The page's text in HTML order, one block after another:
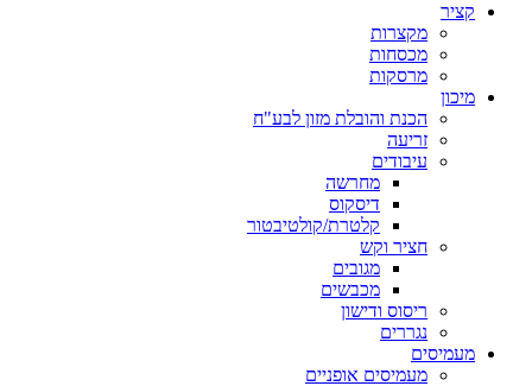
קציר
מקצרות
מכסחות
מרסקות
מיכון
הכנת והובלת מזון לבע"ח
זריעה
עיבודים
מחרשה
דיסקוס
קלטרת/קולטיבטור
חציר וקש
מגובים
מכבשים
ריסוס ודישון
נגררים
מעמיסים
מעמיסים אופניים